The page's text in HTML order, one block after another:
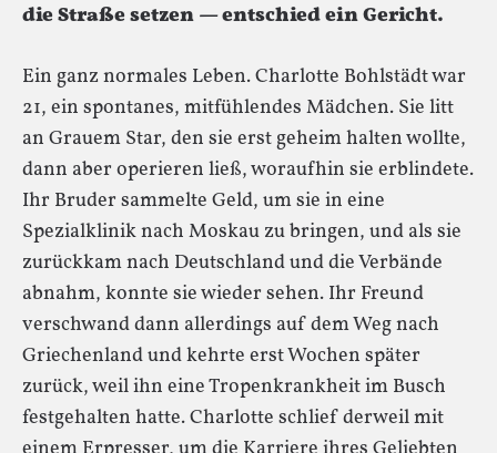
die Straße setzen — entschied ein Gericht.
Ein ganz normales Leben. Charlotte Bohlstädt war
21, ein spontanes, mitfühlendes Mädchen. Sie litt
an Grauem Star, den sie erst geheim halten wollte,
dann aber operieren ließ, woraufhin sie erblindete.
Ihr Bruder sammelte Geld, um sie in eine
Spezialklinik nach Moskau zu bringen, und als sie
zurückkam nach Deutschland und die Verbände
abnahm, konnte sie wieder sehen. Ihr Freund
verschwand dann allerdings auf dem Weg nach
Griechenland und kehrte erst Wochen später
zurück, weil ihn eine Tropenkrankheit im Busch
festgehalten hatte. Charlotte schlief derweil mit